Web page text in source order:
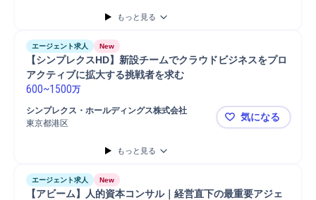
Salesforce導入 プロジェクト
もっと見る
エージェント求人 New
【シンプレクスHD】新設チームでクラウドビジネスをプロ
アクティブに拡大する挑戦者を求む
600~1500万
シンプレクス・ホールディングス株式会社
東京都港区
【シンプレ
気になる
もっと見る
エージェント求人 New
【アビーム】人的資本コンサル｜経営直下の最重要アジェ